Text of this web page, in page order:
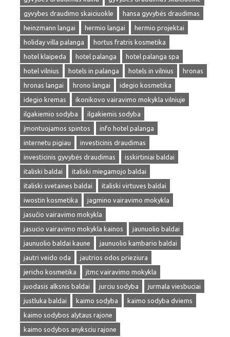
gyvybes draudimo skaiciuokle
hansa gyvybės draudimas
heinzmann langai
hermio langai
hermio projektai
holiday villa palanga
hortus fratris kosmetika
hotel klaipeda
hotel palanga
hotel palanga spa
hotel vilnius
hotels in palanga hotels in vilnius
hronas
hronas langai
hrono langai
idegio kosmetika
idegio kremas
ikonikovo vairavimo mokykla vilniuje
ilgakiemio sodyba
ilgakiemis sodyba
įmontuojamos spintos
info hotel palanga
internetu pigiau
investicinis draudimas
investicinis gyvybės draudimas
isskirtiniai baldai
italiski baldai
italiski miegamojo baldai
italiski svetaines baldai
italiski virtuves baldai
iwostin kosmetika
jagmino vairavimo mokykla
jasučio vairavimo mokykla
jasucio vairavimo mokykla kainos
jaunuolio baldai
jaunuolio baldai kaune
jaunuolio kambario baldai
jautri veido oda
jautrios odos prieziura
jericho kosmetika
jtmc vairavimo mokykla
juodasis alksnis baldai
jurciu sodyba
jurmala viesbuciai
justluka baldai
kaimo sodyba
kaimo sodyba dviems
kaimo sodybos alytaus rajone
kaimo sodybos anyksciu rajone